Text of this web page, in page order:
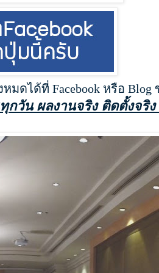
ดได้ที่ Facebook หรือ Blog
กวัน ผลงานจริง ติดตั้งจริ